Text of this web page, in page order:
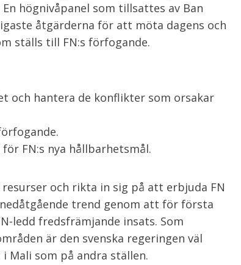
högnivåpanel som tillsattes av Ban
åtgärderna för att möta dagens och
ställs till FN:s förfogande.
och hantera de konflikter som orsakar
FN:s nya hållbarhetsmål.
och rikta in sig på att erbjuda FN
trend genom att för första
ledd fredsfrämjande insats. Som
är den svenska regeringen väl
Mali som på andra ställen.